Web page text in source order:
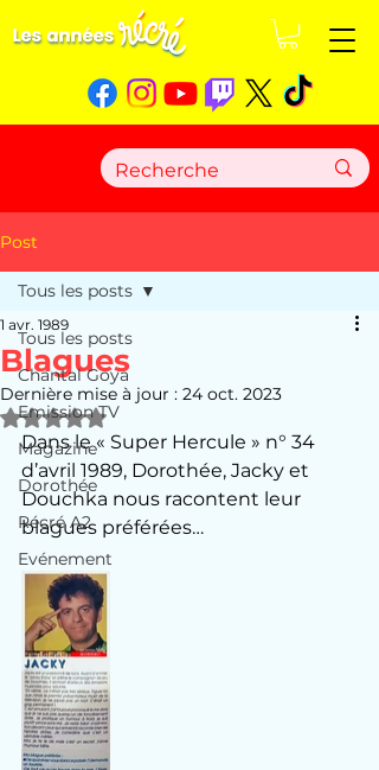
Post
Tous les posts
Chantal Goya
Emission TV
Magazine
Dorothée
Récré A2
Evénement
Tous les posts
Blagues
1 avr. 1989
Dernière mise à jour : 24 oct. 2023
Noté NaN étoiles sur 5.
Dans le « Super Hercule » n° 34
d’avril 1989, Dorothée, Jacky et
Douchka nous racontent leur
blagues préférées…